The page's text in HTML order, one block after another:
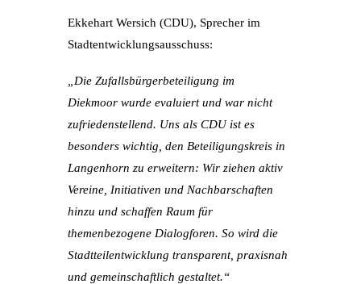
Ekkehart Wersich (CDU), Sprecher im
Stadtentwicklungsausschuss:
„Die Zufallsbürgerbeteiligung im
Diekmoor wurde evaluiert und war nicht
zufriedenstellend. Uns als CDU ist es
besonders wichtig, den Beteiligungskreis in
Langenhorn zu erweitern: Wir ziehen aktiv
Vereine, Initiativen und Nachbarschaften
hinzu und schaffen Raum für
themenbezogene Dialogforen. So wird die
Stadtteilentwicklung transparent, praxisnah
und gemeinschaftlich gestaltet.“